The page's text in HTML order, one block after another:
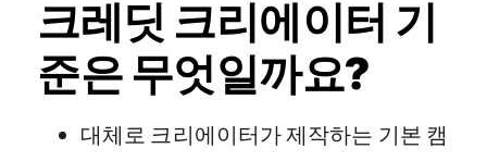
크레딧 크리에이터 기
준은 무엇일까요?
대체로 크리에이터가 제작하는 기본 캠